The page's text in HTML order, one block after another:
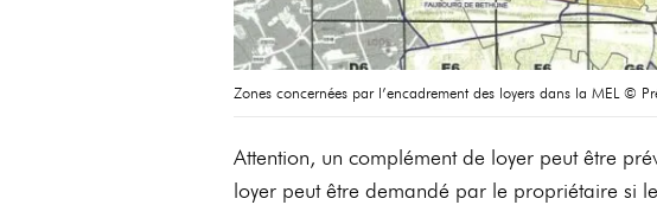
Zones concernées par l’encadrement des loyers dans la MEL ©
Attention, un complément de loyer peut être
loyer peut être demandé par le propriétaire si